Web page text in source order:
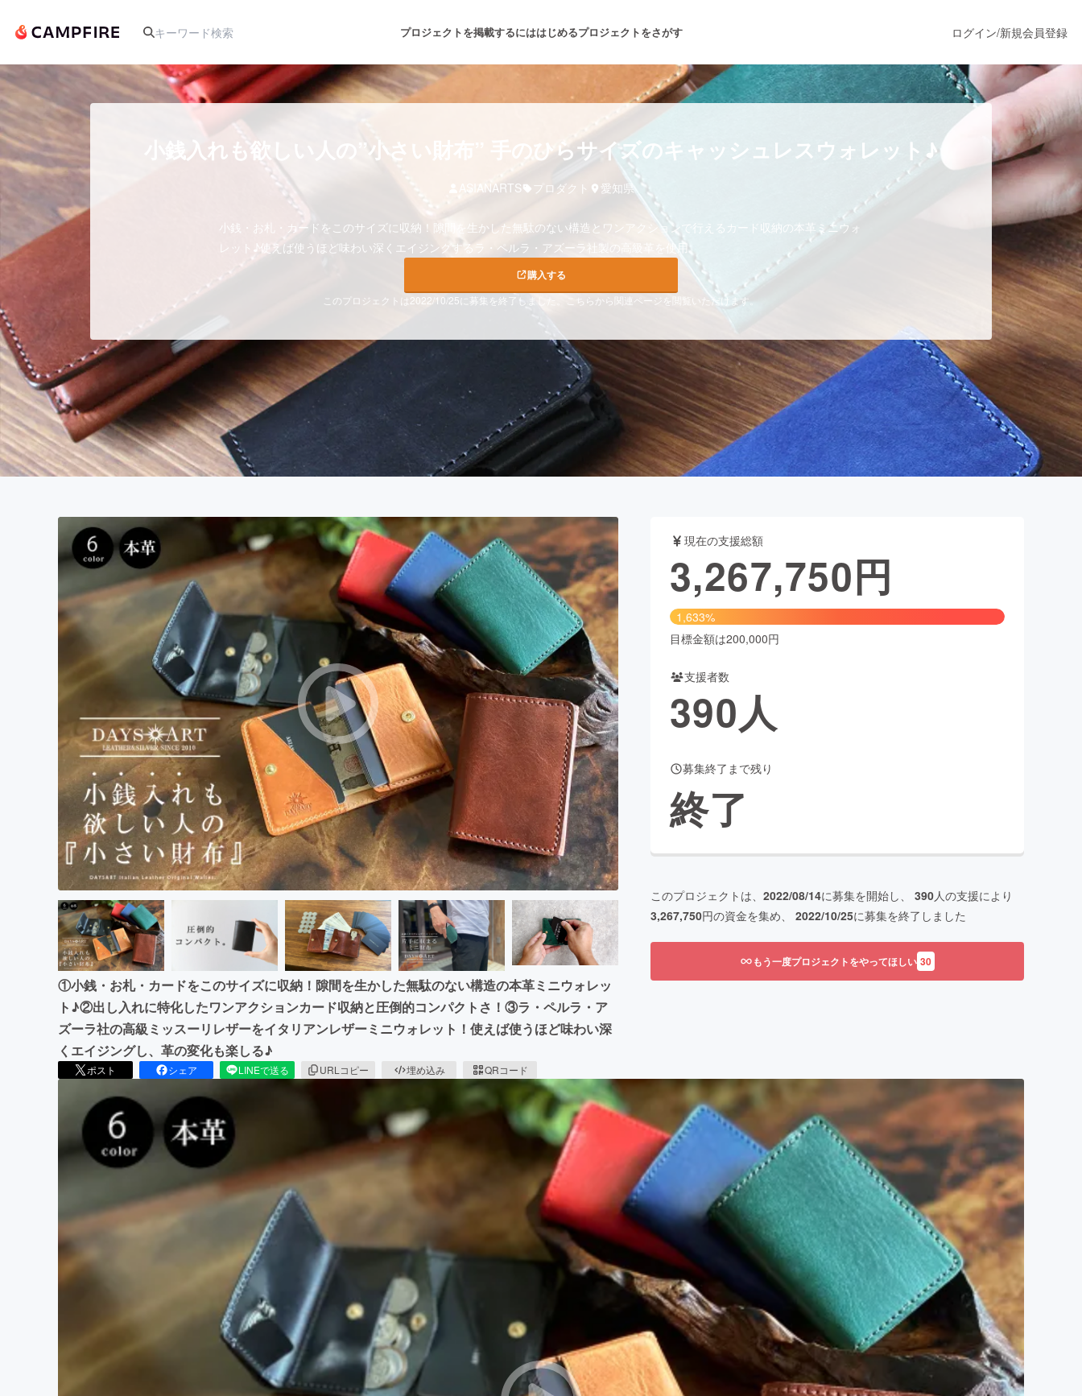
プロジェクトを掲載するにははじめるプロジェクトをさがす
人気のプロジェクト 注目のリターン 募集終了が近いプロジェクト
舞台・パフォーマンス プロダクト
テクノロジー・ガジェット ゲーム・サービス開発 フード・飲食店
映像・映画
まちづくり・地域活性化
CAMPFIRE for Social Good CAMPFIRE Creation
CAMPFIREふるさと納税
machi-ya コミュニティ
ログイン/新規会員登録
小銭入れも欲しい人の”小さい財布” 手のひらサイズのキャッシュレスウォレット♪
ASIANARTS プロダクト 愛知県
小銭・お札・カードをこのサイズに収納！隙間を生かした無駄のない構造とワンアクションで行えるカード収納の本革ミニウォ
レット♪使えば使うほど味わい深くエイジングするラ・ペルラ・アズーラ社製の高級革を使用。
購入する
このプロジェクトは2022/10/25に募集を終了しました。こちらから関連ページを閲覧いただけます。
①小銭・お札・カードをこのサイズに収納！隙間を生かした無駄のない構造の本革ミニウォレッ
ト♪②出し入れに特化したワンアクションカード収納と圧倒的コンパクトさ！③ラ・ペルラ・ア
ズーラ社の高級ミッスーリレザーをイタリアンレザーミニウォレット！使えば使うほど味わい深
くエイジングし、革の変化も楽しる♪
ポスト シェア LINEで送る URLコピー 埋め込み QRコード
現在の支援総額
3,267,750円
1,633%
目標金額は200,000円
支援者数
390人
募集終了まで残り
終了
このプロジェクトは、 2022/08/14に募集を開始し、 390人の支援により
3,267,750円の資金を集め、 2022/10/25に募集を終了しました
もう一度プロジェクトをやってほしい 30